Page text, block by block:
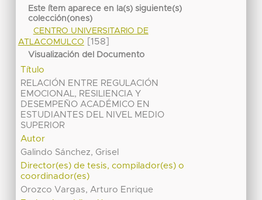
Este ítem aparece en la(s) siguiente(s)
colección(ones)
CENTRO UNIVERSITARIO DE
ATLACOMULCO
[158]
Visualización del Documento
Título
RELACIÓN ENTRE REGULACIÓN
EMOCIONAL, RESILIENCIA Y
DESEMPEÑO ACADÉMICO EN
ESTUDIANTES DEL NIVEL MEDIO
SUPERIOR
Autor
Galindo Sánchez, Grisel
Director(es) de tesis, compilador(es) o
coordinador(es)
Orozco Vargas, Arturo Enrique